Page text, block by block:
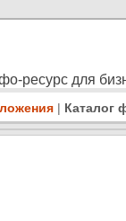
ресурс для
| Каталог